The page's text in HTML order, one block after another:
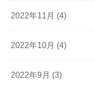
2022年11月 (4)
2022年10月 (4)
2022年9月 (3)